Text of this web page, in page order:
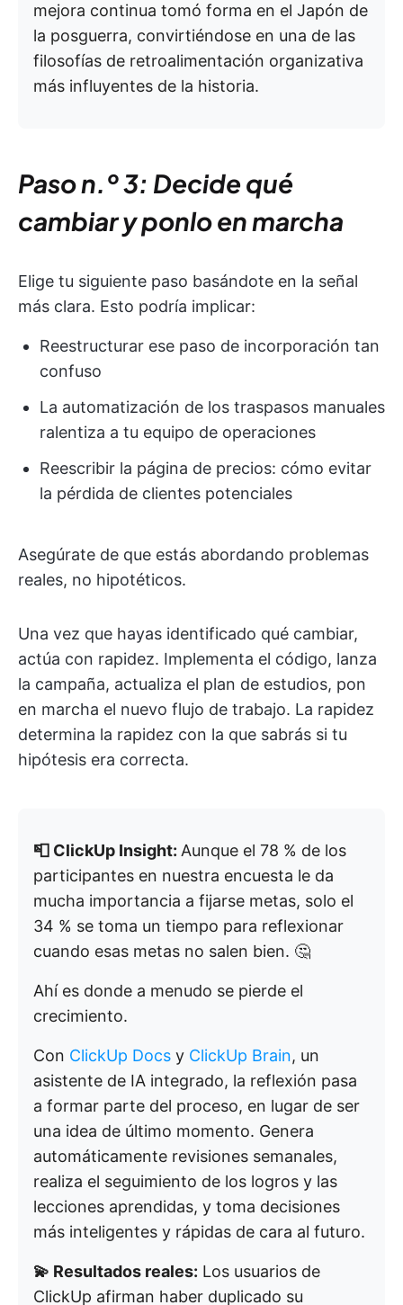
mejora continua tomó forma en el Japón de
la posguerra, convirtiéndose en una de las
filosofías de retroalimentación organizativa
más influyentes de la historia.
Paso n.º 3: Decide qué
cambiar y ponlo en marcha
Elige tu siguiente paso basándote en la señal
más clara. Esto podría implicar:
Reestructurar ese paso de incorporación tan
confuso
La automatización de los traspasos manuales
ralentiza a tu equipo de operaciones
Reescribir la página de precios: cómo evitar
la pérdida de clientes potenciales
Asegúrate de que estás abordando problemas
reales, no hipotéticos.
Una vez que hayas identificado qué cambiar,
actúa con rapidez. Implementa el código, lanza
la campaña, actualiza el plan de estudios, pon
en marcha el nuevo flujo de trabajo. La rapidez
determina la rapidez con la que sabrás si tu
hipótesis era correcta.
📮 ClickUp Insight: Aunque el 78 % de los
participantes en nuestra encuesta le da
mucha importancia a fijarse metas, solo el
34 % se toma un tiempo para reflexionar
cuando esas metas no salen bien. 🤔
Ahí es donde a menudo se pierde el
crecimiento.
Con ClickUp Docs y ClickUp Brain, un
asistente de IA integrado, la reflexión pasa
a formar parte del proceso, en lugar de ser
una idea de último momento. Genera
automáticamente revisiones semanales,
realiza el seguimiento de los logros y las
lecciones aprendidas, y toma decisiones
más inteligentes y rápidas de cara al futuro.
💫 Resultados reales: Los usuarios de
ClickUp afirman haber duplicado su